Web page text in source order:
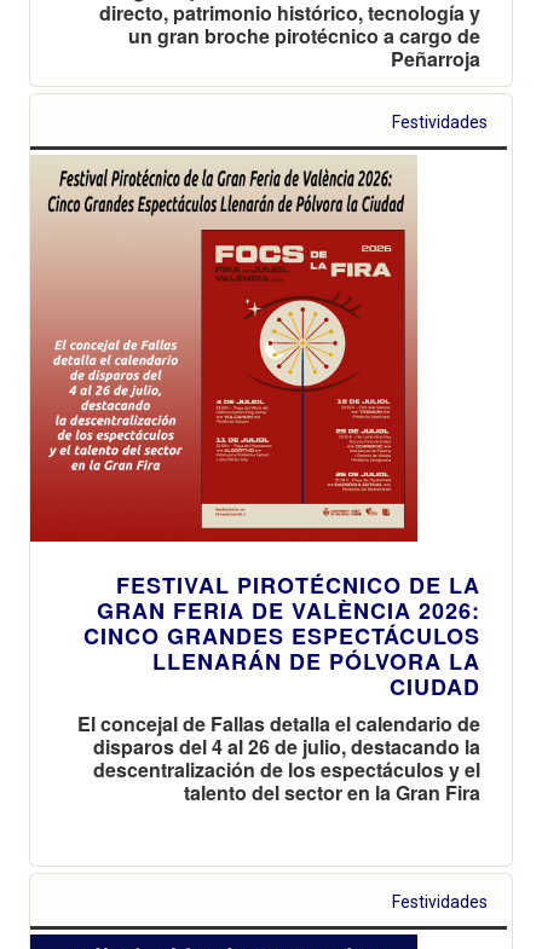
directo, patrimonio histórico, tecnología y
un gran broche pirotécnico a cargo de
Peñarroja
Festividades
FESTIVAL PIROTÉCNICO DE LA
GRAN FERIA DE VALÈNCIA 2026:
CINCO GRANDES ESPECTÁCULOS
LLENARÁN DE PÓLVORA LA
CIUDAD
El concejal de Fallas detalla el calendario de
disparos del 4 al 26 de julio, destacando la
descentralización de los espectáculos y el
talento del sector en la Gran Fira
Festividades